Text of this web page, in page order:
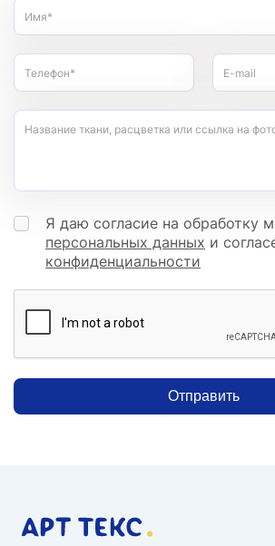
Имя*
Телефон* E-mail
Название ткани, расцветка или ссылка на
Я даю согласие на обработку
персональных данных и
конфиденциальности
Отправить